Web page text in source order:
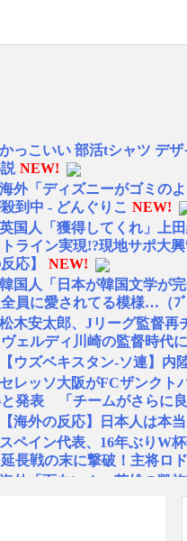
かっこいい 部活tシャツ デ
NEW!
海外「ディズニーがゴミの
到中 - どんぐりこ NEW!
英国人「獲得してくれ」上
トライン実現!?現地サポ大
応】
NEW!
韓国人「日本が韓国文学が
全員に愛されてる模様…（ﾌ
松木安太郎、Jリーグ監督再
ェルディ川崎の監督時代
【ウズベキスタン-ソ連】内
セレッソ大阪がFCザンクト
発表 「チームがさらに良
【海外の反応】日本人は本
スペイン代表、16年ぶりW
長戦の末に撃破！主将ロ
海外「面白い！」英雄の凱
中国人「日本を代表する飲